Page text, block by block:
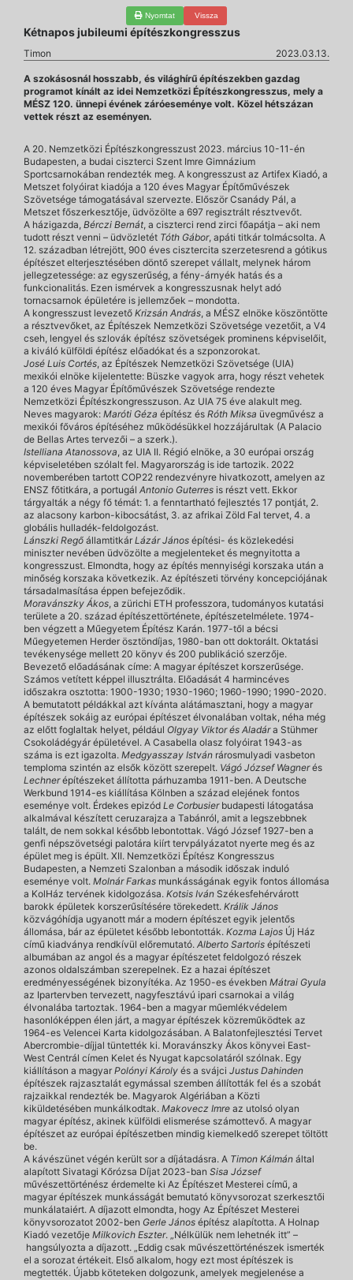
Nyomtat Vissza
Kétnapos jubileumi építészkongresszus
Timon 2023.03.13.
A szokásosnál hosszabb, és világhírű építészekben gazdag
programot kínált az idei Nemzetközi Építészkongresszus, mely a
MÉSZ 120. ünnepi évének záróeseménye volt. Közel hétszázan
vettek részt az eseményen.
A 20. Nemzetközi Építészkongresszust 2023. március 10-11-én
Budapesten, a budai ciszterci Szent Imre Gimnázium
Sportcsarnokában rendezték meg. A kongresszust az Artifex Kiadó, a
Metszet folyóirat kiadója a 120 éves Magyar Építőművészek
Szövetsége támogatásával szervezte. Először Csanády Pál, a
Metszet főszerkesztője, üdvözölte a 697 regisztrált résztvevőt.
A házigazda, Bérczi Bernát, a ciszterci rend zirci főapátja – aki nem
tudott részt venni – üdvözletét Tóth Gábor, apáti titkár tolmácsolta. A
12. században létrejött, 900 éves cisztercita szerzetesrend a gótikus
építészet elterjesztésében döntő szerepet vállalt, melynek három
jellegzetessége: az egyszerűség, a fény-árnyék hatás és a
funkcionalitás. Ezen ismérvek a kongresszusnak helyt adó
tornacsarnok épületére is jellemzőek – mondotta.
A kongresszust levezető Krizsán András, a MÉSZ elnöke köszöntötte
a résztvevőket, az Építészek Nemzetközi Szövetsége vezetőit, a V4
cseh, lengyel és szlovák építész szövetségek prominens képviselőit,
a kiváló külföldi építész előadókat és a szponzorokat.
José Luis Cortés, az Építészek Nemzetközi Szövetsége (UIA)
mexikói elnöke kijelentette: Büszke vagyok arra, hogy részt vehetek
a 120 éves Magyar Építőművészek Szövetsége rendezte
Nemzetközi Építészkongresszuson. Az UIA 75 éve alakult meg.
Neves magyarok: Maróti Géza építész és Róth Miksa üvegművész a
mexikói főváros építéséhez működésükkel hozzájárultak (A Palacio
de Bellas Artes tervezői – a szerk.).
Istelliana Atanossova, az UIA II. Régió elnöke, a 30 európai ország
képviseletében szólalt fel. Magyarország is ide tartozik. 2022
novemberében tartott COP22 rendezvényre hivatkozott, amelyen az
ENSZ főtitkára, a portugál Antonio Guterres is részt vett. Ekkor
tárgyalták a négy fő témát: 1. a fenntartható fejlesztés 17 pontját, 2.
az alacsony karbon-kibocsátást, 3. az afrikai Zöld Fal tervet, 4. a
globális hulladék-feldolgozást.
Lánszki Regő államtitkár Lázár János építési- és közlekedési
miniszter nevében üdvözölte a megjelenteket és megnyitotta a
kongresszust. Elmondta, hogy az építés mennyiségi korszaka után a
minőség korszaka következik. Az építészeti törvény koncepciójának
társadalmasítása éppen befejeződik.
Moravánszky Ákos, a zürichi ETH professzora, tudományos kutatási
területe a 20. század építészettörténete, építészetelmélete. 1974-
ben végzett a Műegyetem Építész Karán. 1977-től a bécsi
Műegyetemen Herder ösztöndíjas, 1980-ban ott doktorált. Oktatási
tevékenysége mellett 20 könyv és 200 publikáció szerzője.
Bevezető előadásának címe: A magyar építészet korszerűsége.
Számos vetített képpel illusztrálta. Előadását 4 harmincéves
időszakra osztotta: 1900-1930; 1930-1960; 1960-1990; 1990-2020.
A bemutatott példákkal azt kívánta alátámasztani, hogy a magyar
építészek sokáig az európai építészet élvonalában voltak, néha még
az előtt foglaltak helyet, például Olgyay Viktor és Aladára Stühmer
Csokoládégyár épületével. A Casabella olasz folyóirat 1943-as
száma is ezt igazolta. Medgyasszay István rárosmulyadi vasbeton
temploma szintén az elsők között szerepelt. Vágó József Wagnerés
Lechnerépítészeket állította párhuzamba 1911-ben. A Deutsche
Werkbund 1914-es kiállítása Kölnben a század elejének fontos
eseménye volt. Érdekes epizód Le Corbusier budapesti látogatása
alkalmával készített ceruzarajza a Tabánról, amit a legszebbnek
talált, de nem sokkal később lebontottak. Vágó József 1927-ben a
genfi népszövetségi palotára kiírt tervpályázatot nyerte meg és az
épület meg is épült. XII. Nemzetközi Építész Kongresszus
Budapesten, a Nemzeti Szalonban a második időszak induló
eseménye volt. Molnár Farkas munkásságának egyik fontos állomása
a KolHáz tervének kidolgozása. Kotsis Iván Székesfehérvárott
barokk épületek korszerűsítésére törekedett. Králik János
közvágóhídja ugyanott már a modern építészet egyik jelentős
állomása, bár az épületet később lebontották. Kozma Lajos Új Ház
című kiadványa rendkívül előremutató. Alberto Sartoris építészeti
albumában az angol és a magyar építészetet feldolgozó részek
azonos oldalszámban szerepelnek. Ez a hazai építészet
eredményességének bizonyítéka. Az 1950-es években Mátrai Gyula
az Ipartervben tervezett, nagyfesztávú ipari csarnokai a világ
élvonalába tartoztak. 1964-ben a magyar műemlékvédelem
hasonlóképpen élen járt, a magyar építészek közreműködtek az
1964-es Velencei Karta kidolgozásában. A Balatonfejlesztési Tervet
Abercrombie-díjjal tüntették ki. Moravánszky Ákos könyvei East-
West Centrál címen Kelet és Nyugat kapcsolatáról szólnak. Egy
kiállításon a magyar Polónyi Károly és a svájci Justus Dahinden
építészek rajzasztalát egymással szemben állították fel és a szobát
rajzaikkal rendezték be. Magyarok Algériában a Közti
kiküldetésében munkálkodtak. Makovecz Imre az utolsó olyan
magyar építész, akinek külföldi elismerése számottevő. A magyar
építészet az európai építészetben mindig kiemelkedő szerepet töltött
be.
A kávészünet végén került sor a díjátadásra. A Timon Kálmán által
alapított Sivatagi Kőrózsa Díjat 2023-ban Sisa József
művészettörténész érdemelte ki Az Építészet Mesterei című, a
magyar építészek munkásságát bemutató könyvsorozat szerkesztői
munkálataiért. A díjazott elmondta, hogy Az Építészet Mesterei
könyvsorozatot 2002-ben Gerle János építész alapította. A Holnap
Kiadó vezetője Milkovich Eszter. „Nélkülük nem lehetnék itt” –
hangsúlyozta a díjazott. „Eddig csak művészettörténészek ismerték
el a sorozat értékeit. Első alkalom, hogy ezt most építészek is
megtették. Újabb köteteken dolgozunk, amelyek megjelenése a